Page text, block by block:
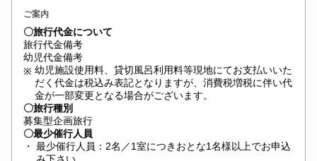
ご案内
〇旅行代金について
旅行代金備考
幼児代金備考
※ 幼児施設使用料、貸切風呂利用料等現地にてお支払いいた
だく代金は税込み表記となりますが、消費税増税に伴い代
金が一部変更となる場合がございます。
〇旅行種別
募集型企画旅行
〇最少催行人員
・ 最少催行人員：2名／1室につきおとな1名様以上でお申込